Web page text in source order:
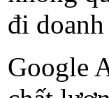
đi
Google